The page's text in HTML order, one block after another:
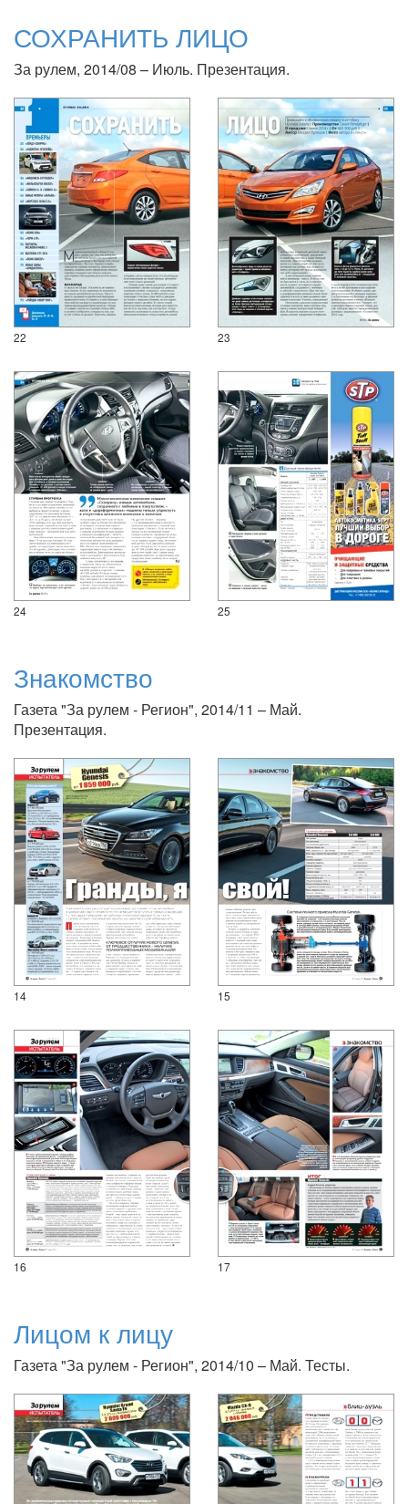
СОХРАНИТЬ ЛИЦО
За рулем, 2014/08 – Июль. Презентация.
22 23
24 25
Знакомство
Газета "За рулем - Регион", 2014/11 – Май.
Презентация.
14 15
16 17
Лицом к лицу
Газета "За рулем - Регион", 2014/10 – Май. Тесты.